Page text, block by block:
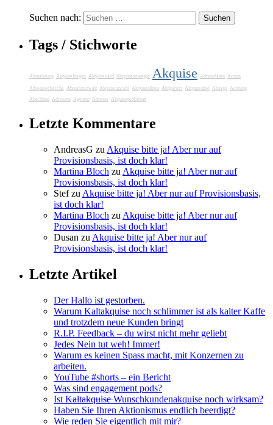
Suchen nach:
Tags / Stichworte
Abmahnung Akquisefragen Akquisecard Akquisestrategie Akquise Adressdaten Action
Adressrecherche Abmahnanwalt Akquiseanrufe Akquiseideen Akquiriert Akquiseidee Absage Achtung
Abschluss Adressen Agentur Adresse Akquiseprobleme
Letzte Kommentare
AndreasG zu Akquise bitte ja! Aber nur auf
Provisionsbasis, ist doch klar!
Martina Bloch zu Akquise bitte ja! Aber nur auf
Provisionsbasis, ist doch klar!
Stefzu Akquise bitte ja! Aber nur auf Provisionsbasis,
ist doch klar!
Martina Bloch zu Akquise bitte ja! Aber nur auf
Provisionsbasis, ist doch klar!
Dusan zu Akquise bitte ja! Aber nur auf
Provisionsbasis, ist doch klar!
Letzte Artikel
Der Hallo ist gestorben.
Warum Kaltakquise noch schlimmer ist als kalter Kaffe
und trotzdem neue Kunden bringt
R.I.P. Feedback – du wirst nicht mehr geliebt
Jedes Nein tut weh! Immer!
Warum es keinen Spass macht, mit Konzernen zu
arbeiten.
YouTube #shorts – ein Bericht
Was sind engagement pods?
Ist K̶a̶l̶t̶a̶k̶q̶u̶i̶s̶e̶ Wunschkundenakquise noch wirksam?
Haben Sie Ihren Aktionismus endlich beerdigt?
Wie reden Sie eigentlich mit mir?